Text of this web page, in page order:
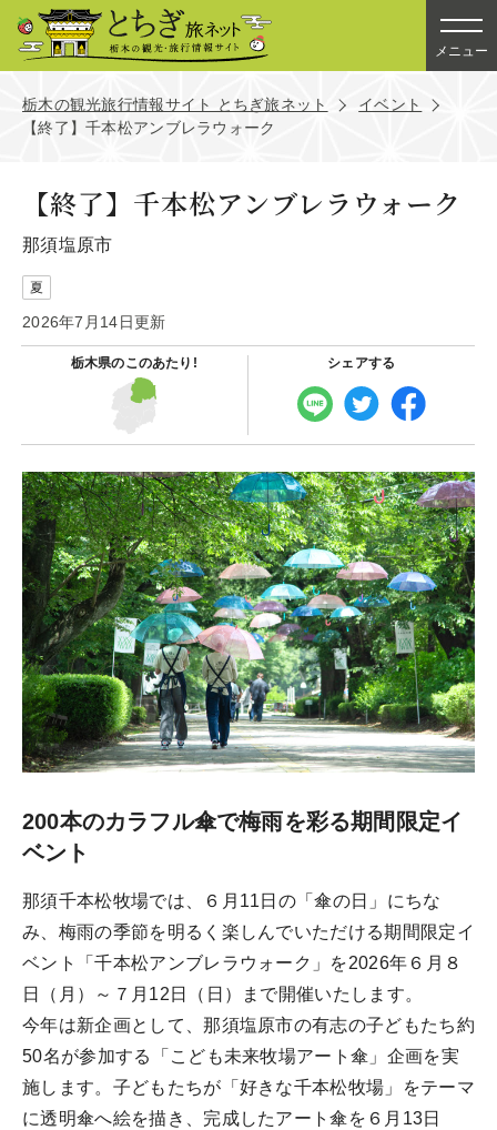
メニュー
栃木の観光旅行情報サイト とちぎ旅ネット
イベント
【終了】千本松アンブレラウォーク
【終了】千本松アンブレラウォーク
那須塩原市
夏
2026年7月14日更新
栃木県のこのあたり! シェアする
200本のカラフル傘で梅雨を彩る期間限定イ
ベント
那須千本松牧場では、６月11日の「傘の日」にちな
み、梅雨の季節を明るく楽しんでいただける期間限定イ
ベント「千本松アンブレラウォーク」を2026年６月８
日（月）～７月12日（日）まで開催いたします。
今年は新企画として、那須塩原市の有志の子どもたち約
50名が参加する「こども未来牧場アート傘」企画を実
施します。子どもたちが「好きな千本松牧場」をテーマ
に透明傘へ絵を描き、完成したアート傘を６月13日